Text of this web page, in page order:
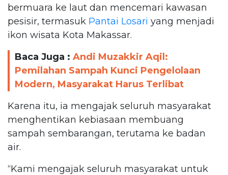
bermuara ke laut dan mencemari kawasan
pesisir, termasuk Pantai Losari yang menjadi
ikon wisata Kota Makassar.
Baca Juga : Andi Muzakkir Aqil:
Pemilahan Sampah Kunci Pengelolaan
Modern, Masyarakat Harus Terlibat
Karena itu, ia mengajak seluruh masyarakat
menghentikan kebiasaan membuang
sampah sembarangan, terutama ke badan
air.
“Kami mengajak seluruh masyarakat untuk